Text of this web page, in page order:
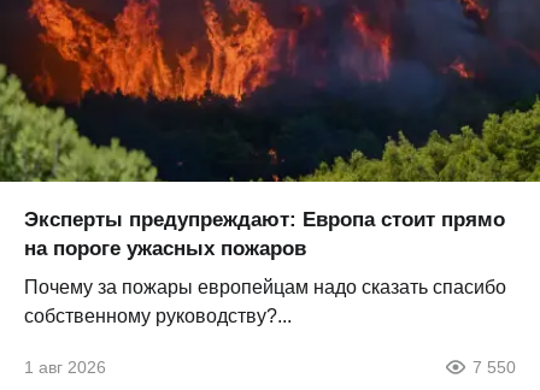
Эксперты предупреждают: Европа стоит прямо
на пороге ужасных пожаров
Почему за пожары европейцам надо сказать спасибо
собственному руководству?...
1 авг 2026 7 550